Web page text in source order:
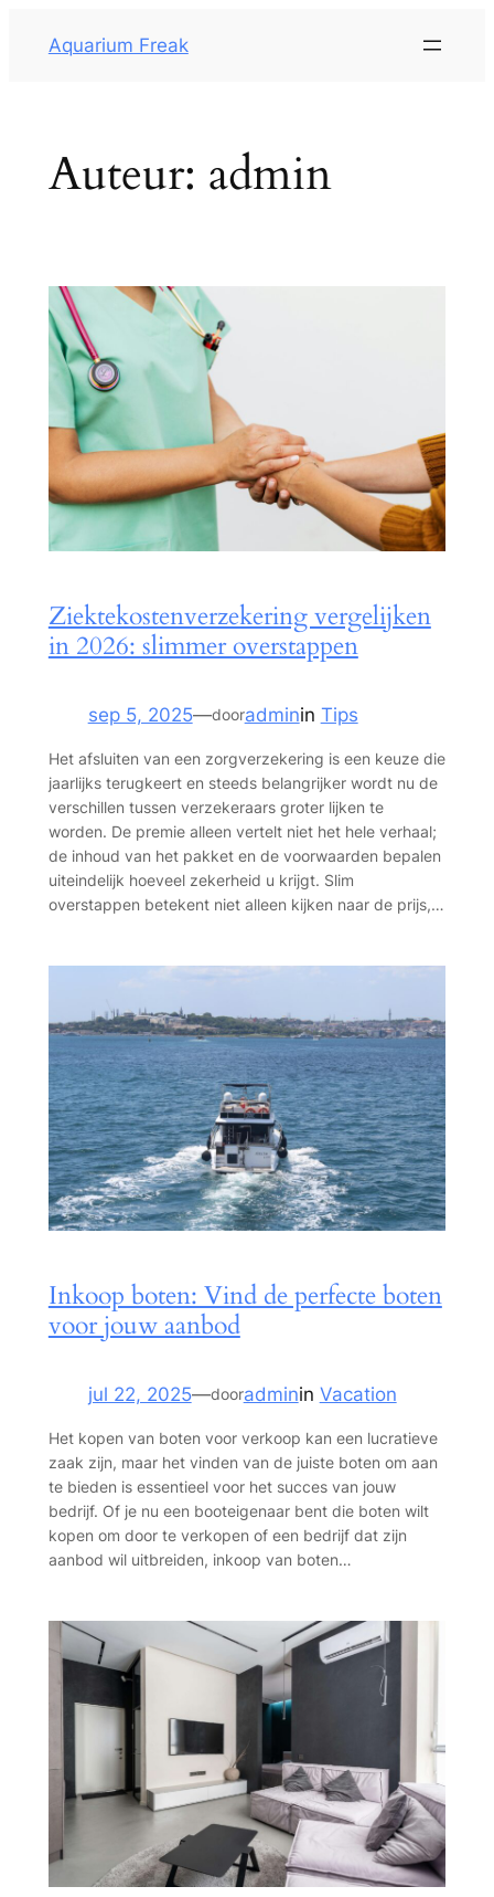
Aquarium Freak
Auteur: admin
Ziektekostenverzekering vergelijken
in 2026: slimmer overstappen
sep 5, 2025—dooradminin Tips
Het afsluiten van een zorgverzekering is een keuze die
jaarlijks terugkeert en steeds belangrijker wordt nu de
verschillen tussen verzekeraars groter lijken te
worden. De premie alleen vertelt niet het hele verhaal;
de inhoud van het pakket en de voorwaarden bepalen
uiteindelijk hoeveel zekerheid u krijgt. Slim
overstappen betekent niet alleen kijken naar de prijs,…
Inkoop boten: Vind de perfecte boten
voor jouw aanbod
jul 22, 2025—dooradminin Vacation
Het kopen van boten voor verkoop kan een lucratieve
zaak zijn, maar het vinden van de juiste boten om aan
te bieden is essentieel voor het succes van jouw
bedrijf. Of je nu een booteigenaar bent die boten wilt
kopen om door te verkopen of een bedrijf dat zijn
aanbod wil uitbreiden, inkoop van boten…